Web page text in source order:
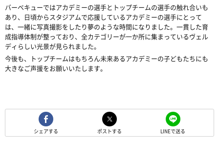
バーベキューではアカデミーの選手とトップチームの選手の触れ合いも
あり、日頃からスタジアムで応援しているアカデミーの選手にとって
は、一緒に写真撮影をしたり夢のような時間になりました。一貫した育
成指導体制が整っており、全カテゴリーが一か所に集まっているヴェル
ディらしい光景が見られました。
今後も、トップチームはもちろん未来あるアカデミーの子どもたちにも
大きなご声援をお願いいたします。
シェアする ポストする LINEで送る